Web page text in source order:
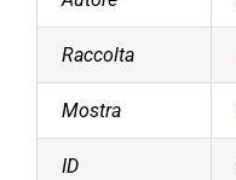
Raccolta
Mostra
ID